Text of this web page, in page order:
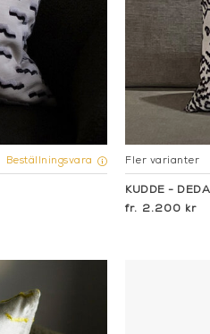
KUDDFODRAL EFTER
kan du beställa
prydnadskudde eller flera
med ditt hem.
oss via telefon
033-10 75 76
Beställningsvara Fler varianter
KUDDE -
2.200 kr